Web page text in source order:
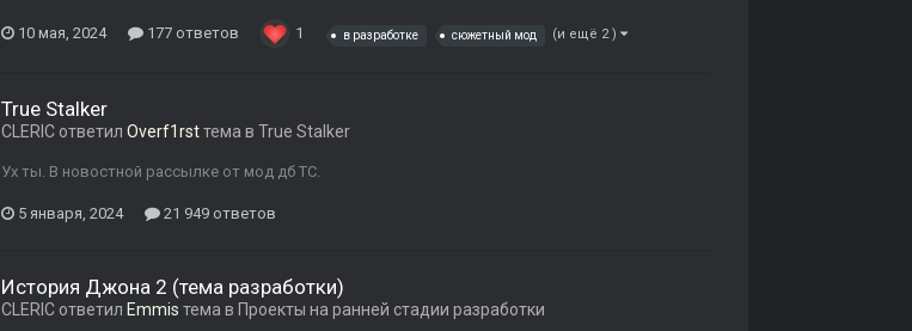
10 мая, 2024 177 ответов 1 в разработке сюжетный мод (и ещё 2 )
True Stalker
CLERIC ответил Overf1rstтема в True Stalker
Ух ты. В новостной рассылке от мод дб ТС.
5 января, 2024 21 949 ответов
История Джона 2 (тема разработки)
CLERIC ответил Emmis тема в Проекты на ранней стадии разработки